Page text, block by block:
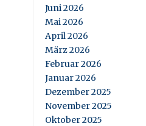
Juni 2026
Mai 2026
April 2026
März 2026
Februar 2026
Januar 2026
Dezember 2025
November 2025
Oktober 2025